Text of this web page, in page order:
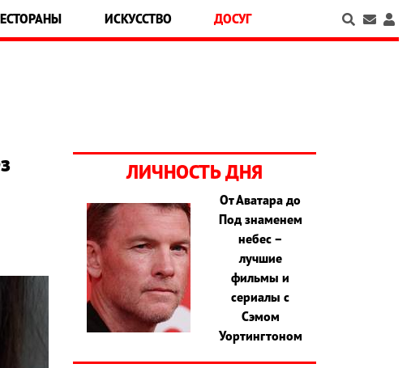
ИСКУССТВО ДОСУГ
ЛИЧНОСТЬ ДНЯ
От Аватара до
Под знаменем
небес –
лучшие
фильмы и
сериалы с
Сэмом
Уортингтоном